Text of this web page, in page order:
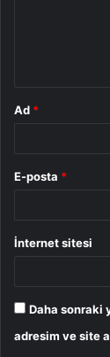
Ad *
E-posta *
İnternet sitesi
Daha sonraki
adresim ve site